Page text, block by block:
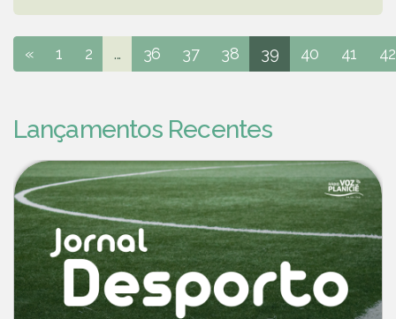
« 1 2 ... 36 37 38 39 40 41 42
Lançamentos Recentes